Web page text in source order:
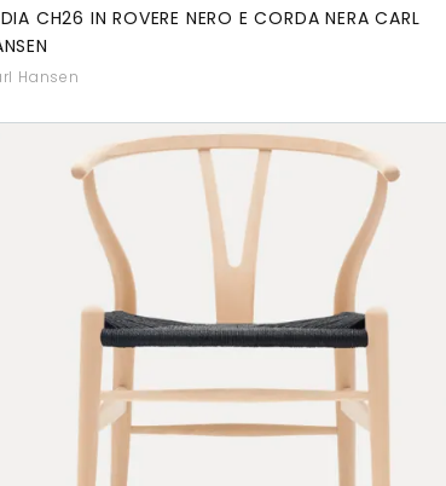
CH26 IN ROVERE NERO E CORDA NERA CARL
Hansen